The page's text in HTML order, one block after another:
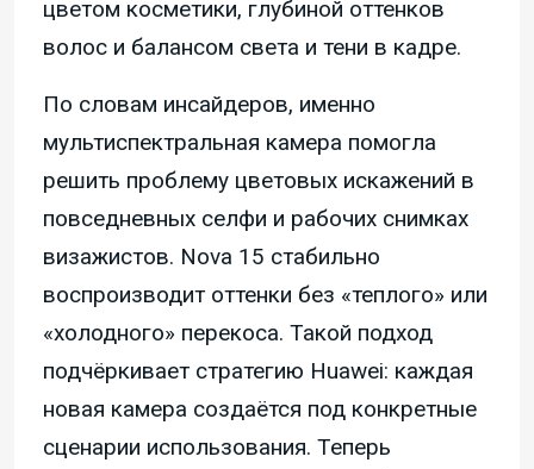
цветом косметики, глубиной оттенков
волос и балансом света и тени в кадре.
По словам инсайдеров, именно
мультиспектральная камера помогла
решить проблему цветовых искажений в
повседневных селфи и рабочих снимках
визажистов. Nova 15 стабильно
воспроизводит оттенки без «теплого» или
«холодного» перекоса. Такой подход
подчёркивает стратегию Huawei: каждая
новая камера создаётся под конкретные
сценарии использования. Теперь